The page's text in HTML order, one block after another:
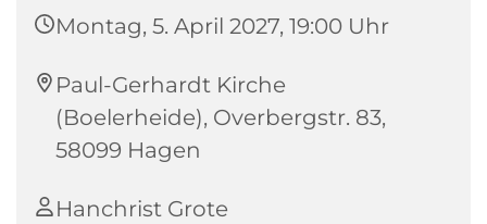
Montag, 5. April 2027, 19:00 Uhr
Paul-Gerhardt Kirche
(Boelerheide), Overbergstr. 83,
58099 Hagen
Hanchrist Grote